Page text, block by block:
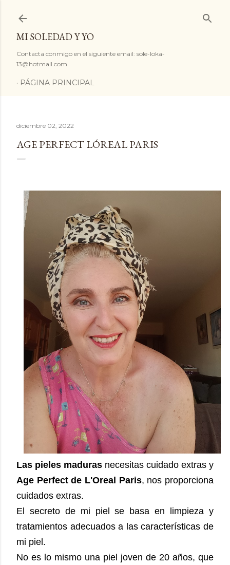
MI SOLEDAD Y YO
Contacta conmigo en el siguiente email: sole-loka-
13@hotmail.com
PÁGINA PRINCIPAL
diciembre 02, 2022
AGE PERFECT LÓREAL PARIS
Las pieles maduras necesitas cuidado extras y
Age Perfect de L'Oreal Paris, nos proporciona
cuidados extras.
El secreto de mi piel se basa en limpieza y
tratamientos adecuados a las características de
mi piel.
No es lo mismo una piel joven de 20 años, que